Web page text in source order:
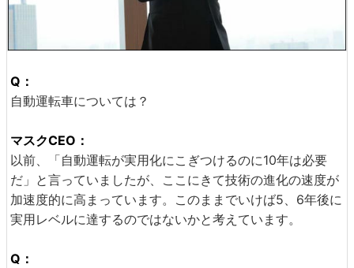
Q：
自動運転車については？
マスクCEO：
以前、「自動運転が実用化にこぎつけるのに10年は必要
だ」と言っていましたが、ここにきて技術の進化の速度が
加速度的に高まっています。このままでいけば5、6年後に
実用レベルに達するのではないかと考えています。
Q：